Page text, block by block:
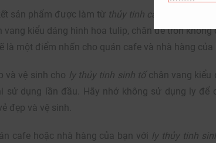
sản phẩm được làm từ thủy tinh cao cấp
, đảm
vang kiểu dáng hình hoa tulip, chân đế tròn
là một điểm nhấn cho quán cafe và nhà hàng của
và vệ sinh cho ly thủy tinh sinh tốchân vang kiểu
sử dụng lần đầu. Hãy nhớ không sử dụng ly
đẹp và vệ sinh.
cafe hoặc nhà hàng của bạn với ly thủy tinh